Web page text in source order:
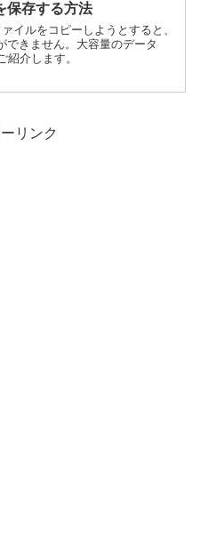
保存する方法
イルをコピーしようとすると、
できません。大容量のデータ
紹介します。
リンク